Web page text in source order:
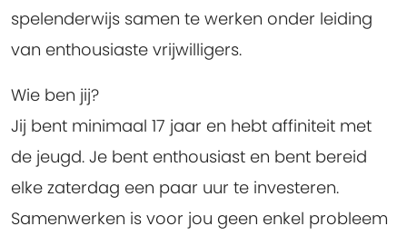
spelenderwijs samen te werken onder leiding
van enthousiaste vrijwilligers.
Wie ben jij?
Jij bent minimaal 17 jaar en hebt affiniteit met
de jeugd. Je bent enthousiast en bent bereid
elke zaterdag een paar uur te investeren.
Samenwerken is voor jou geen enkel probleem